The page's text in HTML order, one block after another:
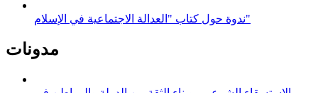
ندوة حول كتاب "العدالة الاجتماعية في الإسلام"
مدونات